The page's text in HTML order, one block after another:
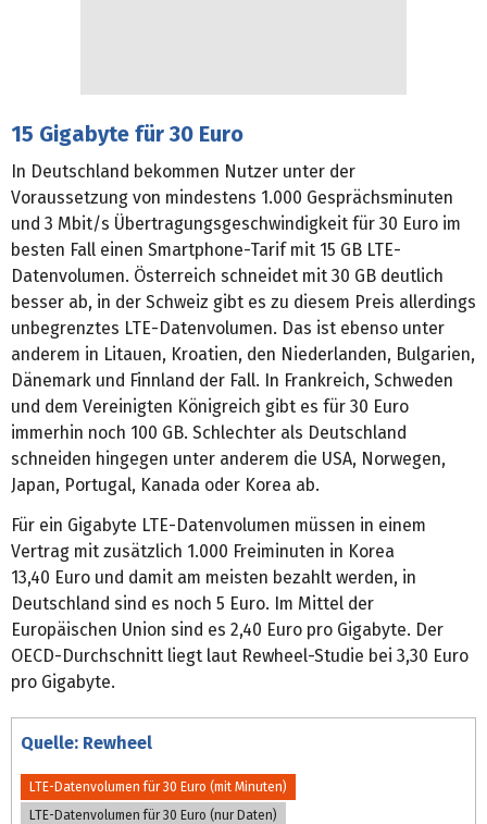
15 Gigabyte für 30 Euro
In Deutschland bekommen Nutzer unter der
Voraussetzung von mindestens 1.000 Gesprächsminuten
und 3 Mbit/s Übertragungsgeschwindigkeit für 30 Euro im
besten Fall einen Smartphone-Tarif mit 15 GB LTE-
Datenvolumen. Österreich schneidet mit 30 GB deutlich
besser ab, in der Schweiz gibt es zu diesem Preis allerdings
unbegrenztes LTE-Datenvolumen. Das ist ebenso unter
anderem in Litauen, Kroatien, den Niederlanden, Bulgarien,
Dänemark und Finnland der Fall. In Frankreich, Schweden
und dem Vereinigten Königreich gibt es für 30 Euro
immerhin noch 100 GB. Schlechter als Deutschland
schneiden hingegen unter anderem die USA, Norwegen,
Japan, Portugal, Kanada oder Korea ab.
Für ein Gigabyte LTE-Datenvolumen müssen in einem
Vertrag mit zusätzlich 1.000 Freiminuten in Korea
13,40 Euro und damit am meisten bezahlt werden, in
Deutschland sind es noch 5 Euro. Im Mittel der
Europäischen Union sind es 2,40 Euro pro Gigabyte. Der
OECD-Durchschnitt liegt laut Rewheel-Studie bei 3,30 Euro
pro Gigabyte.
Quelle: Rewheel
LTE-Datenvolumen für 30 Euro (mit Minuten)
LTE-Datenvolumen für 30 Euro (nur Daten)